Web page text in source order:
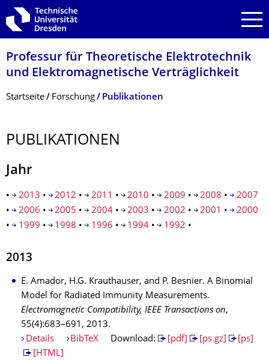
Zur Hauptnavigation springen
Zur Suche springen
Zum Inhalt springen
Professur für Theoretische Elektrotechnik
und Elektromagnetische Verträglichkeit
Breadcrumb-Menü
Startseite Forschung Publikationen
PUBLIKATIONEN
Jahr
• 2013 • 2012 • 2011 • 2010 • 2009 • 2008 •
2007
•
2006 • 2005 • 2004• 2003 • 2002 • 2001 •
2000
•
1999 • 1998 • 1996 • 1994 • 1992 •
2013
E. Amador, H.G. Krauthauser, and P. Besnier. A Binomial
Model for Radiated Immunity Measurements.
Electromagnetic Compatibility, IEEE Transactions on,
55(4):683–691, 2013.
Details
BibTeX Download: [pdf] [ps.gz]
[ps]
[HTML]